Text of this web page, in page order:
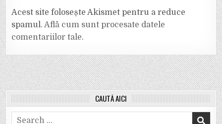
Acest site folosește Akismet pentru a reduce
spamul.Află cum sunt procesate datele
comentariilor tale.
CAUTĂ AICI
Search